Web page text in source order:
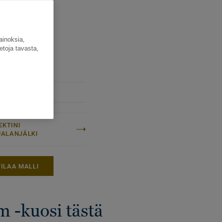
MALLI
-kuosi tästä
tavasta,